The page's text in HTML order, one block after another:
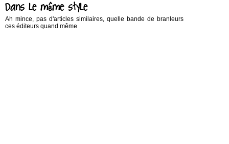
Dans le même style
Ah mince, pas d'articles similaires, quelle bande de branleurs
ces éditeurs quand même